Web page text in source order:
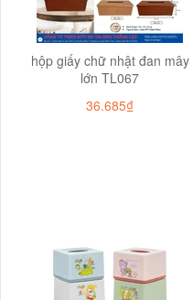
hộp giấy chữ nhật đan mây
lớn TL067
36.685₫